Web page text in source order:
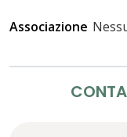
Associazione